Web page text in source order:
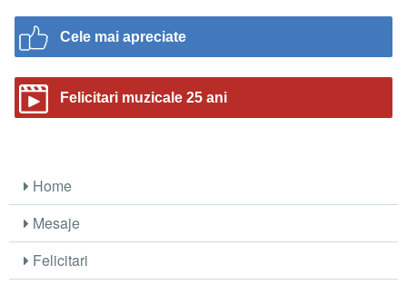
Cele mai apreciate
Felicitari muzicale 25 ani
Home
Mesaje
Felicitari